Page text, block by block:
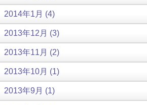
2014年1月 (4)
2013年12月 (3)
2013年11月 (2)
2013年10月 (1)
2013年9月 (1)